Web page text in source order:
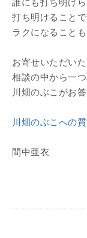
誰にも打ち明け
打ち明けること
ラクになることも
お寄せいただいた
相談の中から一つ
川畑のぶこがお答
川畑のぶこへの
間中亜衣